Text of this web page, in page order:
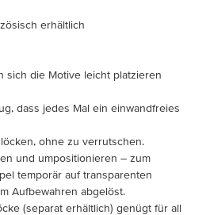
erhältlich
sich die Motive leicht platzieren
dass jedes Mal ein einwandfreies
ohne zu verrutschen.
und umpositionieren – zum
temporär auf transparenten
Aufbewahren abgelöst.
(separat erhältlich) genügt für all